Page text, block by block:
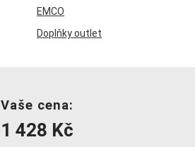
EMCO
Doplňky outlet
Vaše cena:
1 428 Kč